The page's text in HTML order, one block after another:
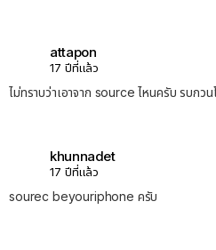
attapon
17 ปีที่แล้ว
ไม่ทราบว่าเอาจาก source ไหนครับ รบกวน
khunnadet
17 ปีที่แล้ว
sourec beyouriphone ครับ